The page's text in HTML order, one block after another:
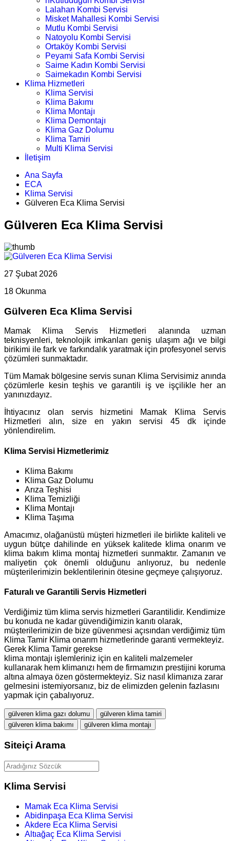
Lalahan Kombi Servisi
Misket Mahallesi Kombi Servisi
Mutlu Kombi Servisi
Natoyolu Kombi Servisi
Ortaköy Kombi Servisi
Peyami Safa Kombi Servisi
Saime Kadın Kombi Servisi
Saimekadın Kombi Servisi
Klima Hizmetleri
Klima Servisi
Klima Bakımı
Klima Montajı
Klima Demontajı
Klima Gaz Dolumu
Klima Tamiri
Multi Klima Servisi
İletişim
Ana Sayfa
ECA
Klima Servisi
Gülveren Eca Klima Servisi
Gülveren Eca Klima Servisi
27 Şubat 2026
18 Okunma
Gülveren Eca Klima Servisi
Mamak Klima Servis Hizmetleri alanında uzman
teknisyenleri, teknolojik imkanları geniş ulaşım ağı ve bilgi
birikimi ile fark ve farkındalık yaratmak için profesyonel servis
çözümleri sunmaktadır.
Tüm Mamak bölgesine servis sunan Klima Servisimiz anında
çözümlerle kesin teşhis ve garantili iş ve işçilikle her an
yanınızdayız.
İhtiyacınız olan servis hizmetini Mamak Klima Servis
Hizmetleri alın, size en yakın servisi 45 dk içinde
yönlendirelim.
Klima Servisi Hizmetlerimiz
Klima Bakımı
Klima Gaz Dolumu
Arıza Teşhisi
Klima Temizliği
Klima Montajı
Klima Taşıma
Amacımız, olağanüstü müşteri hizmetleri ile birlikte kaliteli ve
uygun bütçe dahilinde en yüksek kalitede klima onarım ve
klima bakım klima montaj hizmetleri sunmaktır. Zamanın ve
maliyetin çok önemli olduğunu anlıyoruz, bu nedenle
müşterilerimizin beklentilerinin ötesine geçmeye çalışıyoruz.
Faturalı ve Garantili Servis Hizmetleri
Verdiğimiz tüm klima servis hizmetleri Garantilidir. Kendimize
bu konuda ne kadar güvendiğimizin kanıtı olarak,
müşterilerimizin de bize güvenmesi açısından verdiğimiz tüm
Klima Tamir Klima onarım hizmetlerinde garanti vermekteyiz.
Gerek Klima Tamir gerekse
klima montajı işlemleriniz için en kaliteli malzemeler
kullanarak hem klimanızı hem de firmamızın prestijini koruma
altına almaya özen göstermekteyiz. Siz nasıl klimanıza zarar
gelmesini istemiyorsanız, biz de elimizden gelenin fazlasını
yapmak için çabalıyoruz.
gülveren klima gazı dolumu
gülveren klima tamiri
gülveren klima bakımı
gülveren klima montajı
Siteiçi Arama
Klima Servisi
Mamak Eca Klima Servisi
Abidinpaşa Eca Klima Servisi
Akdere Eca Klima Servisi
Altıağaç Eca Klima Servisi